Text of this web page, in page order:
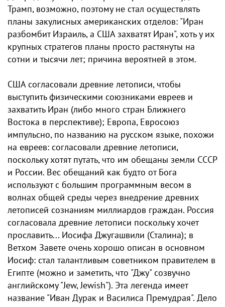
Трамп, возможно, поэтому не стал осуществлять
планы закулисных американских отделов: "Иран
разбомбит Израиль, а США захватят Иран", хоть у их
крупных стратегов планы просто растянуты на
сотни и тысячи лет; причина вероятней в этом.
США согласовали древние летописи, чтобы
выступить физическими союзниками евреев и
захватить Иран (либо много стран Ближнего
Востока в перспективе); Европа, Евросоюз
импульсно, по названию на русском языке, похожи
на евреев: согласовали древние летописи,
поскольку хотя​т путать, что им обещаны земли СССР
и России. Вес обещаний как будто от Бога
используют с большим программным весом в
волнах общей среды через внедрение древних
летописей сознаниям миллиардов граждан. Россия
согласовала древние летописи поскольку хочет
прославить... Иосифа Джугашвили (Сталина); в
Ветхом Завете очень хорошо описан в основном
Иосиф: стал талантливым советником правителем в
Египте (можно и заметить, что "Джу" созвучно
английскому "Jew, Jewish"). Эта легенда имеет
название "Иван Дурак и Василиса Премудрая". Дело